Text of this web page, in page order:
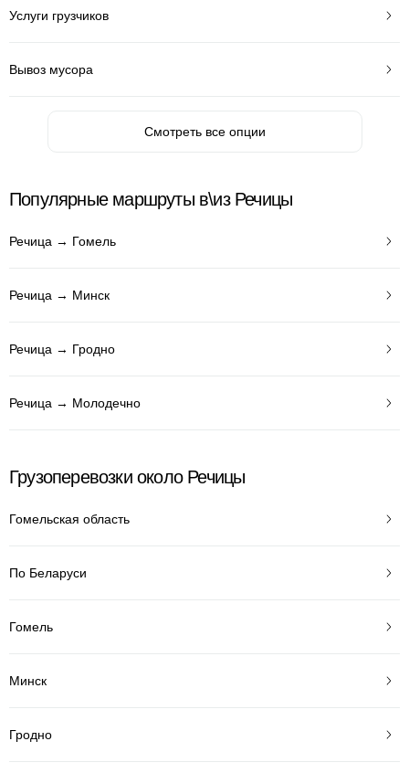
Услуги грузчиков
Вывоз мусора
Смотреть все опции
Популярные маршруты в\из Речицы
Речица → Гомель
Речица → Минск
Речица → Гродно
Речица → Молодечно
Грузоперевозки около Речицы
Гомельская область
По Беларуси
Гомель
Минск
Гродно